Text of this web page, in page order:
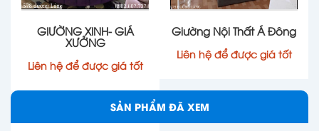
GIƯỜNG XINH- GIÁ
XƯỞNG
Liên hệ để được giá tốt
Giường Nội Thất Á Đông
Liên hệ để được giá tốt
SẢN PHẨM ĐÃ XEM